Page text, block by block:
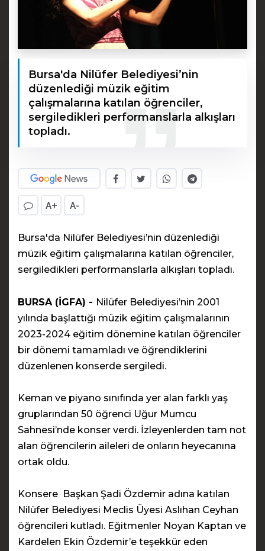
Bursa'da Nilüfer Belediyesi’nin
düzenlediği müzik eğitim
çalışmalarına katılan öğrenciler,
sergiledikleri performanslarla alkışları
topladı.
A+ A-
Bursa'da Nilüfer Belediyesi’nin düzenlediği
müzik eğitim çalışmalarına katılan öğrenciler,
sergiledikleri performanslarla alkışları topladı.
BURSA (İGFA) - Nilüfer Belediyesi’nin 2001
yılında başlattığı müzik eğitim çalışmalarının
2023-2024 eğitim dönemine katılan öğrenciler
bir dönemi tamamladı ve öğrendiklerini
düzenlenen konserde sergiledi.
Keman ve piyano sınıfında yer alan farklı yaş
gruplarından 50 öğrenci Uğur Mumcu
Sahnesi’nde konser verdi. İzleyenlerden tam not
alan öğrencilerin aileleri de onların heyecanına
ortak oldu.
Konsere Başkan Şadi Özdemir adına katılan
Nilüfer Belediyesi Meclis Üyesi Aslıhan Ceyhan
öğrencileri kutladı. Eğitmenler Noyan Kaptan ve
Kardelen Ekin Özdemir’e teşekkür eden